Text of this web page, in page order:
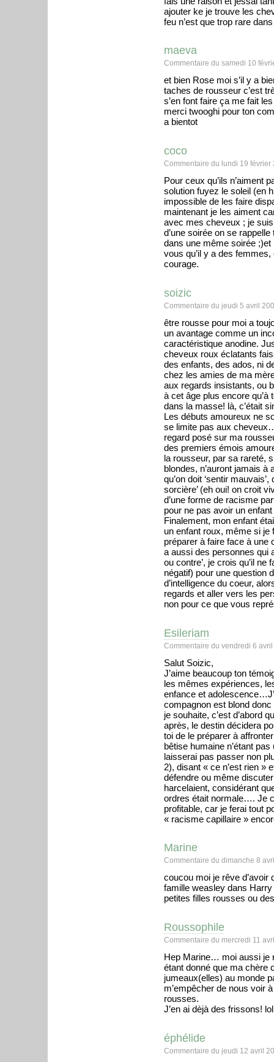
ajouter ke je trouve les
feu n’est que trop rare
maeva
Commentaire du samedi 10
et bien Rose moi s’il y a
taches de rousseur c’est
s’en font faire ça me fait
merci twooghi pour ton
a bientot
coco
Commentaire du lundi 19 février
Pour ceux qu’ils n’aiment
solution fuyez le soleil (en
impossible de les faire
maintenant je les aiment
avec mes cheveux ; je suis
d’une soirée on se
dans une même soirée
vous qu’il y a des
courage.
soizic
Commentaire du jeudi 5 avril
être rousse pour moi a
un avantage comme un
caractéristique anodine.
cheveux roux éclatants
des enfants, des ados, ni
chez les amies de ma
aux regards insistants, ou
à cet âge plus encore qu’à
dans la masse! là, c’était
Les débuts amoureux ne
se limite pas aux
regard posé sur ma
des premiers émois
la rousseur, par sa rareté,
blondes, n’auront jamais à
qu’on doit ‘sentir
sorcière’ (eh oui! on croit
d’une forme de racisme
pour ne pas avoir un enfant
Finalement, mon enfant
un enfant roux, même si je
préparer à faire face à une
a aussi des personnes qui
ou contre’, je crois qu’il ne
négatif) pour une question
d’intelligence du coeur,
regards et aller vers les
non pour ce que vous
Esileriam
Commentaire du vendredi 6
Salut Soizic,
J’aime beaucoup ton
les mêmes expériences,
enfance et
compagnon est blond
je souhaite, c’est d’abord
après, le destin décidera
toi de le préparer à
bêtise humaine n’étant
laisserai pas passer non
2), disant « ce n’est rien »
défendre ou même
harcelaient, considérant
ordres était normale…. Je
profitable, car je ferai tout
« racisme capillaire »
Marine
Commentaire du dimanche 8
coucou moi je rêve
famille weasley dans
petites filles rousses ou
Roussophile
Commentaire du mercredi 11
Hep Marine… moi aussi je
étant donné que ma chère
jumeaux(elles) au monde
m’empêcher de nous voir
rousses.
J’en ai dèjà des frissons! lol
éphélide
Commentaire du jeudi 12 avril